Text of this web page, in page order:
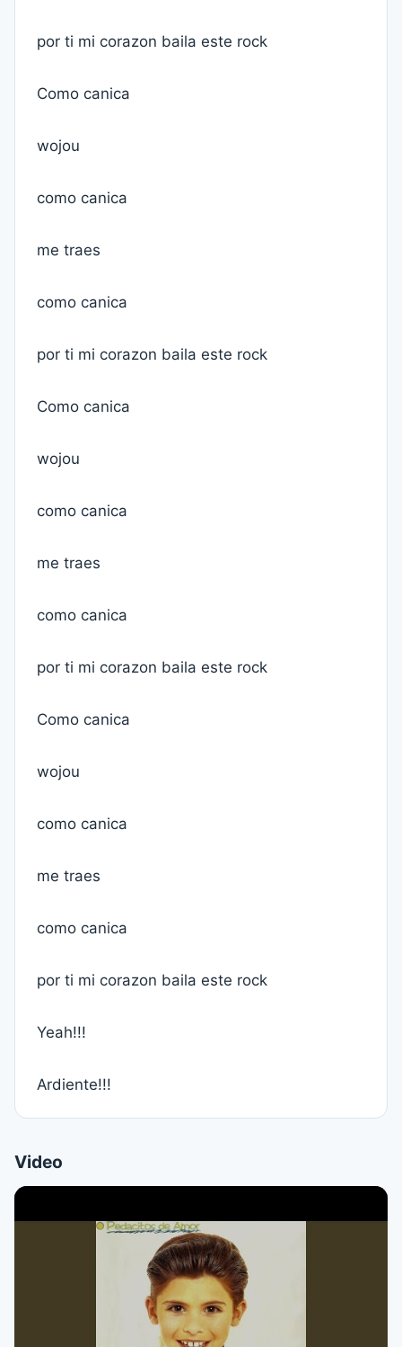
por ti mi corazon baila este rock
Como canica
wojou
como canica
me traes
como canica
por ti mi corazon baila este rock
Como canica
wojou
como canica
me traes
como canica
por ti mi corazon baila este rock
Como canica
wojou
como canica
me traes
como canica
por ti mi corazon baila este rock
Yeah!!!
Ardiente!!!
Video